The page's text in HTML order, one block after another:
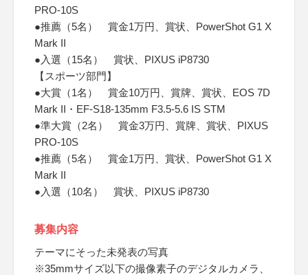
PRO-10S
●推薦（5名） 賞金1万円、賞状、PowerShot G1 X
Mark II
●入選（15名） 賞状、PIXUS iP8730
【スポーツ部門】
●大賞（1名） 賞金10万円、賞牌、賞状、EOS 7D
Mark II・EF-S18-135mm F3.5-5.6 IS STM
●準大賞（2名） 賞金3万円、賞牌、賞状、PIXUS
PRO-10S
●推薦（5名） 賞金1万円、賞状、PowerShot G1 X
Mark II
●入選（10名） 賞状、PIXUS iP8730
募集内容
テーマにそった未発表の写真
※35mmサイズ以下の撮像素子のデジタルカメラ、